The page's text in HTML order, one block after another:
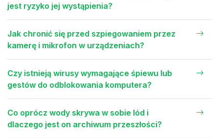
jest ryzyko jej wystąpienia?
Jak chronić się przed szpiegowaniem przez
kamerę i mikrofon w urządzeniach?
Czy istnieją wirusy wymagające śpiewu lub
gestów do odblokowania komputera?
Co oprócz wody skrywa w sobie lód i
dlaczego jest on archiwum przeszłości?